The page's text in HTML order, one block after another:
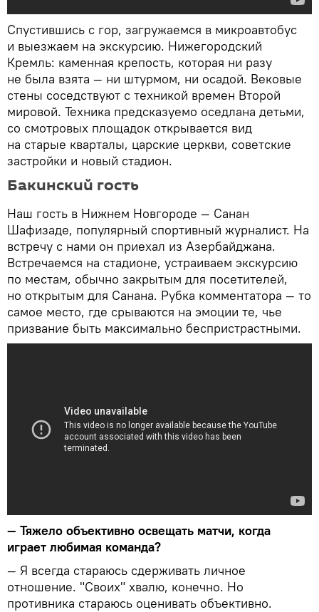
Спустившись с гор, загружаемся в микроавтобус
и выезжаем на экскурсию. Нижегородский
Кремль: каменная крепость, которая ни разу
не была взята — ни штурмом, ни осадой. Вековые
стены соседствуют с техникой времен Второй
мировой. Техника предсказуемо оседлана детьми,
со смотровых площадок открывается вид
на старые кварталы, царские церкви, советские
застройки и новый стадион.
Бакинский гость
Наш гость в Нижнем Новгороде — Санан
Шафизаде, популярный спортивный журналист. На
встречу с нами он приехал из Азербайджана.
Встречаемся на стадионе, устраиваем экскурсию
по местам, обычно закрытым для посетителей,
но открытым для Санана. Рубка комментатора — то
самое место, где срываются на эмоции те, чье
призвание быть максимально беспристрастными.
— Тяжело объективно освещать матчи, когда
играет любимая команда?
— Я всегда стараюсь сдерживать личное
отношение. "Своих" хвалю, конечно. Но
противника стараюсь оценивать объективно.